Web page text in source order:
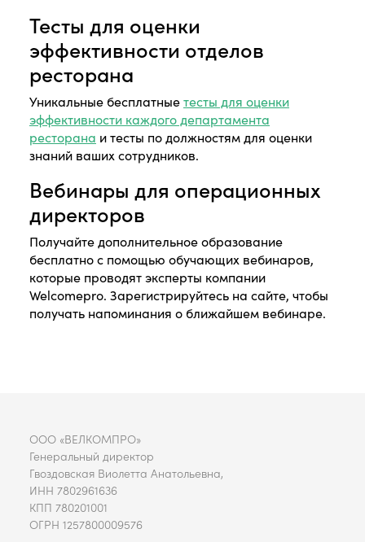
Тесты для оценки
эффективности отделов
ресторана
Уникальные бесплатныетесты для оценки
эффективности каждого департамента
ресторана и тесты по должностям для оценки
знаний ваших сотрудников.
Вебинары для операционных
директоров
Получайте дополнительное образование
бесплатно с помощью обучающих вебинаров,
которые проводят эксперты компании
Welcomepro. Зарегистрируйтесь на сайте, чтобы
получать напоминания о ближайшем вебинаре.
ООО «ВЕЛКОМПРО»
Генеральный директор
Гвоздовская Виолетта Анатольевна,
ИНН 7802961636
КПП 780201001
ОГРН 1257800009576